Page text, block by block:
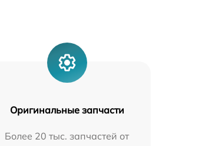
Оригинальные запчасти
Более 20 тыс. запчастей от